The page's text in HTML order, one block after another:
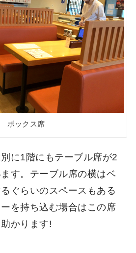
ボックス席
に1階にもテーブル席が2
す。テーブル席の横はベ
ぐらいのスペースもある
を持ち込む場合はこの席
かります!